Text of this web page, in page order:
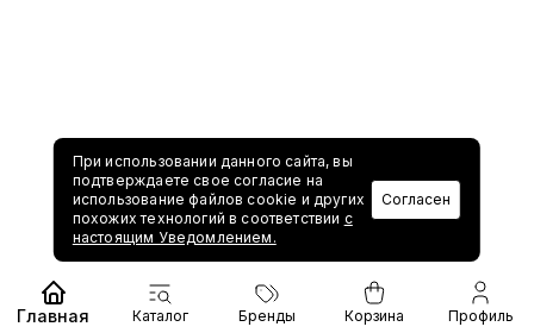
При использовании данного сайта, вы
подтверждаете свое согласие на
использование файлов cookie и других
похожих технологий в соответствии с
настоящим Уведомлением.
Согласен
Главная Каталог Бренды Корзина Профиль